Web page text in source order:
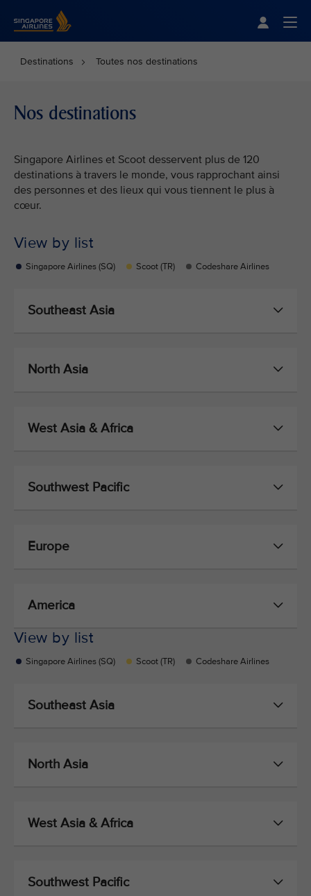
Destinations Toutes nos destinations
Nos destinations
Singapore Airlines et Scoot desservent plus de 120
destinations à travers le monde, vous rapprochant ainsi
des personnes et des lieux qui vous tiennent le plus à
cœur.
View by list
Singapore Airlines (SQ) Scoot (TR) Codeshare Airlines
Southeast Asia
North Asia
West Asia & Africa
Southwest Pacific
Europe
America
View by list
Singapore Airlines (SQ) Scoot (TR) Codeshare Airlines
Southeast Asia
North Asia
West Asia & Africa
Southwest Pacific